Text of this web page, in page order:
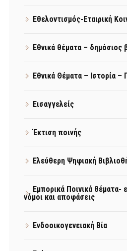
Εθελοντισμός-Εταιρική
Εθνικά θέματα – δημόσιος
Εθνικά Θέματα – Ιστορία –
Εισαγγελείς
Έκτιση ποινής
Ελεύθερη Ψηφιακή
Εμπορικά Ποινικά θέματα-
νόμοι και αποφάσεις
Ενδοοικογενειακή Βία